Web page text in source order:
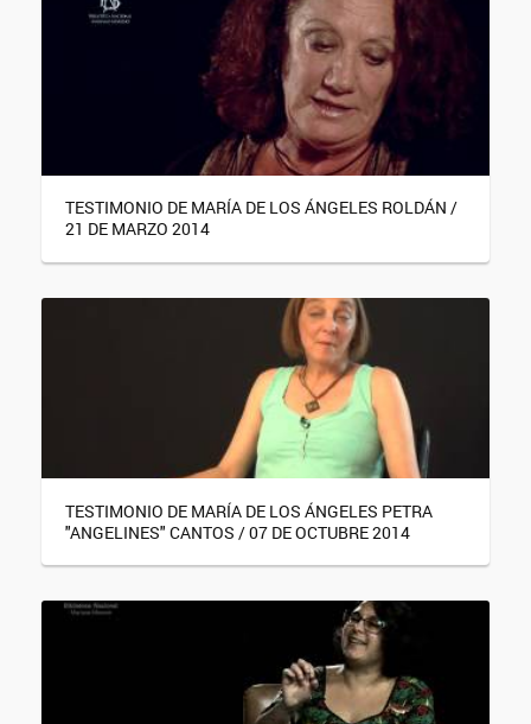
TESTIMONIO DE MARÍA DE LOS ÁNGELES ROLDÁN /
21 DE MARZO 2014
TESTIMONIO DE MARÍA DE LOS ÁNGELES PETRA
"ANGELINES" CANTOS / 07 DE OCTUBRE 2014